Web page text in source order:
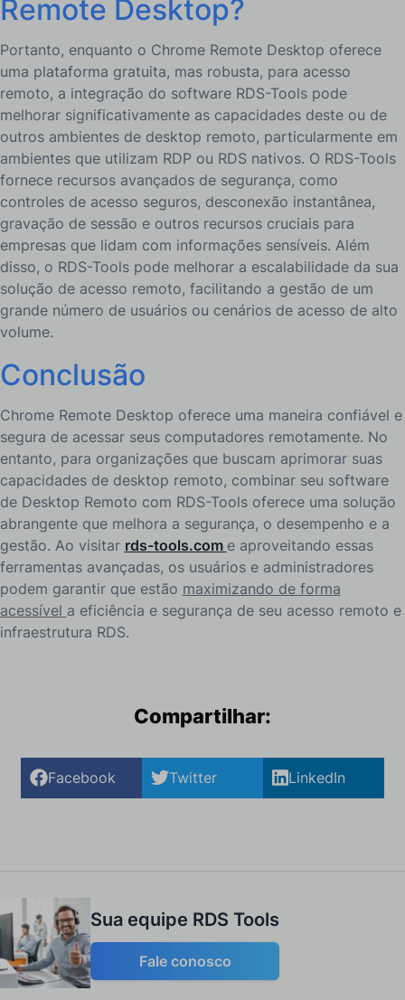
Remote Desktop?
Portanto, enquanto o Chrome Remote Desktop oferece
uma plataforma gratuita, mas robusta, para acesso
remoto, a integração do software RDS-Tools pode
melhorar significativamente as capacidades deste ou de
outros ambientes de desktop remoto, particularmente em
ambientes que utilizam RDP ou RDS nativos. O RDS-Tools
fornece recursos avançados de segurança, como
controles de acesso seguros, desconexão instantânea,
gravação de sessão e outros recursos cruciais para
empresas que lidam com informações sensíveis. Além
disso, o RDS-Tools pode melhorar a escalabilidade da sua
solução de acesso remoto, facilitando a gestão de um
grande número de usuários ou cenários de acesso de alto
volume.
Conclusão
Chrome Remote Desktop oferece uma maneira confiável e
segura de acessar seus computadores remotamente. No
entanto, para organizações que buscam aprimorar suas
capacidades de desktop remoto, combinar seu software
de Desktop Remoto com RDS-Tools oferece uma solução
abrangente que melhora a segurança, o desempenho e a
gestão. Ao visitar rds-tools.com e aproveitando essas
ferramentas avançadas, os usuários e administradores
podem garantir que estão maximizando de forma
acessível a eficiência e segurança de seu acesso remoto e
infraestrutura RDS.
Compartilhar:
Facebook Twitter LinkedIn
Sua equipe RDS Tools
Fale conosco